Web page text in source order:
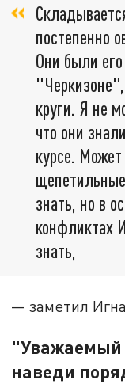
постепенно
Они были
круги. Я не
что они
курсе.
знать, но в
конфликтах
знать,
— заметил
"Уважаемый
наведи